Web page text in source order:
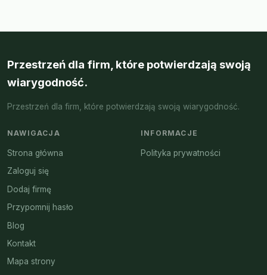
Przestrzeń dla firm, które potwierdzają swoją
wiarygodność.
Przestrzeń dla firm, które potwierdzają swoją wiarygodność.
NAWIGACJA
Strona główna
Zaloguj się
Dodaj firmę
Przypomnij hasło
Blog
Kontakt
Mapa strony
INFORMACJE
Polityka prywatności